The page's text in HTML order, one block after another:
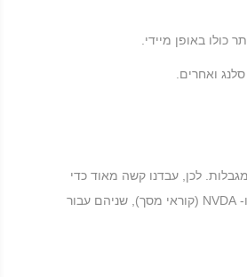
באופן מיידי.
ואחרים.
לכן, עבדנו קשה מאוד כדי
להיות מסוגלים לתמוך בכל המערכות העיקריות המהוות מעל 95% מנתח שוק המשתמשים כולל גוגל כרום, מוזילה פיירפוקס, אפל ספארי, אופרה ומיקרוסופט אדג ', JAWS ו- NVDA (קוראי מסך), שניהם עבור